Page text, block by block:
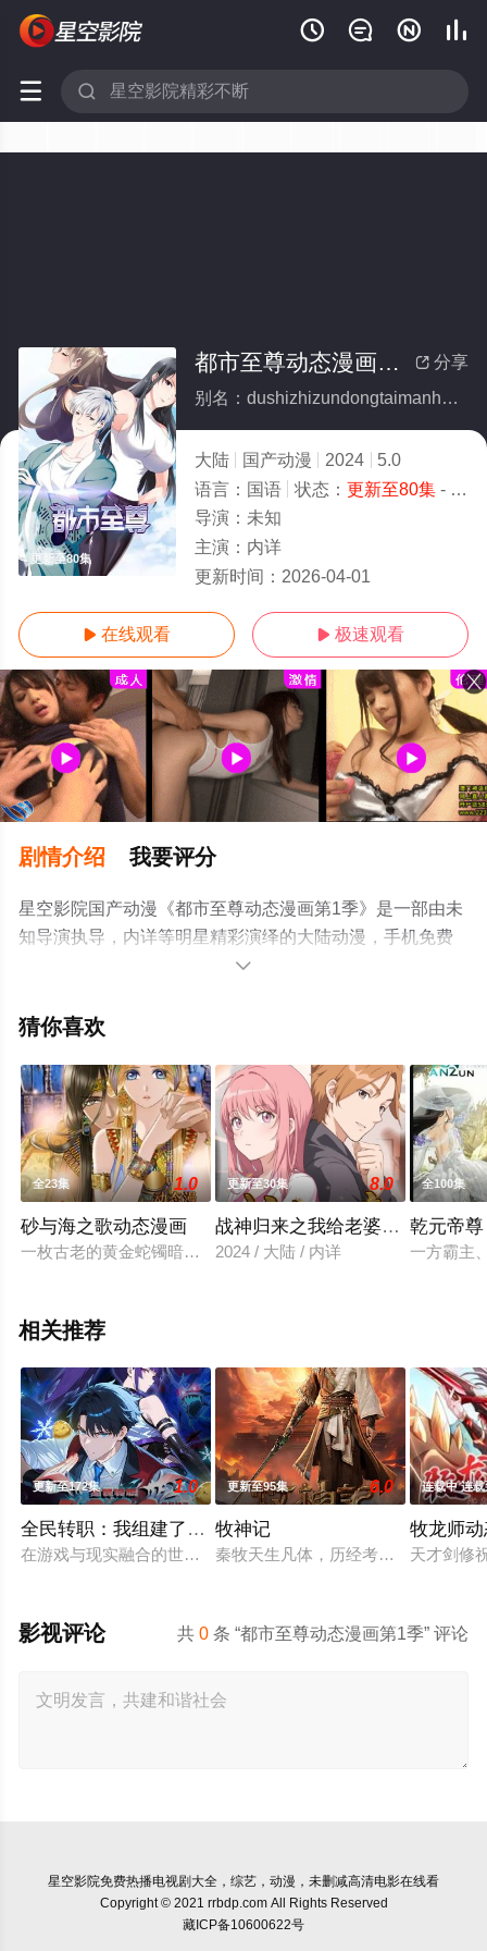
   
 
更新至80集
 分享
都市至尊动态漫画第1季
别名：dushizhizundongtaimanhuadi1ji
大陆 国产动漫 2024
5.0
语言： 国语 状态： 更新至80集- 免费在线观看
导演： 未知
主演： 内详
更新时间： 2026-04-01
 在线观看  极速观看
剧情介绍 我要评分
星空影院国产动漫《都市至尊动态漫画第1季》是一部由未
知导演执导，内详等明星精彩演绎的大陆动漫，手机免费
观看高清无删减完整版动漫全集就上星空电影网，更多相

猜你喜欢
全23集 1.0
砂与海之歌动态漫画
一枚古老的黄金蛇镯暗藏神秘力量，竟将英国少女艾薇带到了
更新至30集 8.0
战神归来之我给老婆当保镖
2024 / 大陆 / 内详
全100集
乾元帝尊
一方霸主
相关推荐
更新至172集 1.0
全民转职：我组建了BOSS军团动态漫
在游戏与现实融合的世界中，主角林墨觉醒唯一性隐藏职业“神
更新至95集 6.0
牧神记
秦牧天生凡体，历经考验成为天魔教
连载中 连
牧龙师
天才剑修
共0 条 “都市至尊动态漫画第1季” 评论
影视评论
星空影院免费热播电视剧大全，综艺，动漫，未删减高清电影在线看
Copyright © 2021 rrbdp.com All Rights Reserved
藏ICP备10600622号